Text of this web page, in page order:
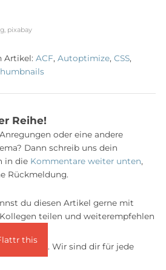
pixabay
Artikel: ACF, Autoptimize, CSS,
Reihe!
oder eine andere
Dann schreib uns dein
in die Kommentare weiter unten,
Rückmeldung.
du diesen Artikel gerne mit
teilen und weiterempfehlen
. Wir sind dir für jede